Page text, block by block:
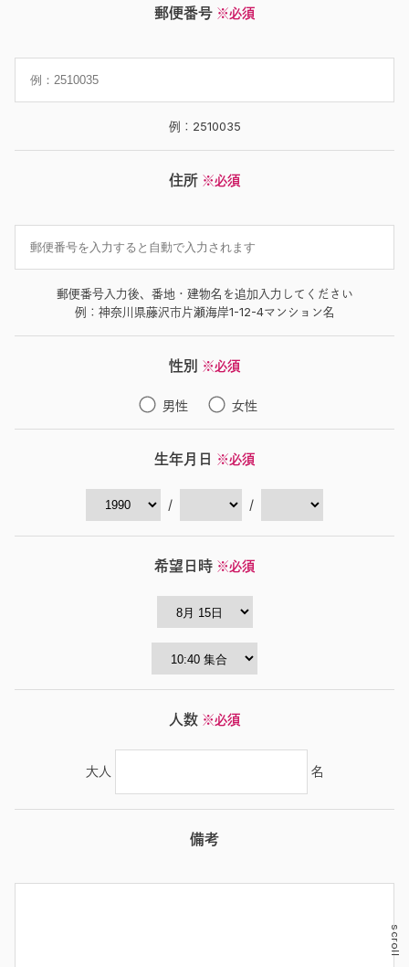
scroll
郵便番号 ※必須
例：2510035
住所 ※必須
郵便番号入力後、番地・建物名を追加入力してください
例：神奈川県藤沢市片瀬海岸1-12-4マンション名
性別 ※必須
男性 女性
生年月日 ※必須
/ /
希望日時 ※必須
人数 ※必須
大人 名
備考